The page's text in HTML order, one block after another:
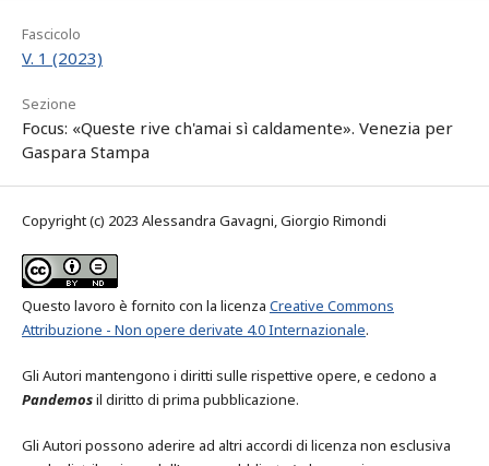
Fascicolo
V. 1 (2023)
Sezione
Focus: «Queste rive ch'amai sì caldamente». Venezia per
Gaspara Stampa
Copyright (c) 2023 Alessandra Gavagni, Giorgio Rimondi
Questo lavoro è fornito con la licenza Creative Commons
Attribuzione - Non opere derivate 4.0 Internazionale.
Gli Autori mantengono i diritti sulle rispettive opere, e cedono a
Pandemosil diritto di prima pubblicazione.
Gli Autori possono aderire ad altri accordi di licenza non esclusiva